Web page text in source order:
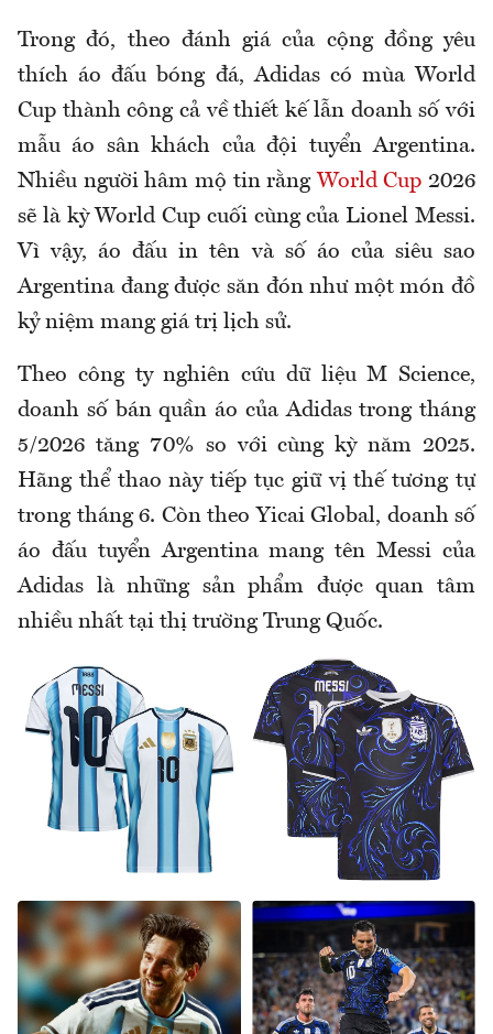
Trong đó, theo đánh giá của cộng đồng yêu
thích áo đấu bóng đá, Adidas có mùa World
Cup thành công cả về thiết kế lẫn doanh số với
mẫu áo sân khách của đội tuyển Argentina.
Nhiều người hâm mộ tin rằng World Cup 2026
sẽ là kỳ World Cup cuối cùng của Lionel Messi.
Vì vậy, áo đấu in tên và số áo của siêu sao
Argentina đang được săn đón như một món đồ
kỷ niệm mang giá trị lịch sử.
Theo công ty nghiên cứu dữ liệu M Science,
doanh số bán quần áo của Adidas trong tháng
5/2026 tăng 70% so với cùng kỳ năm 2025.
Hãng thể thao này tiếp tục giữ vị thế tương tự
trong tháng 6. Còn theo Yicai Global, doanh số
áo đấu tuyển Argentina mang tên Messi của
Adidas là những sản phẩm được quan tâm
nhiều nhất tại thị trường Trung Quốc.